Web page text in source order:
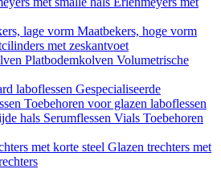
lage vorm Maatbekers, hoge vorm
met zeskantvoet
Platbodemkolven Volumetrische
laboflessen Gespecialiseerde
Toebehoren voor glazen laboflessen
hals Serumflessen Vials Toebehoren
met korte steel Glazen trechters met